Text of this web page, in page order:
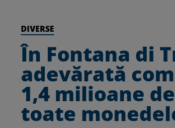
DIVERSE
În Fontana di
adevărată
1,4 milioane
toate